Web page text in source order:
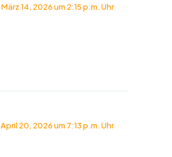
März 14, 2026 um 2:15 p.m. Uhr
April 20, 2026 um 7:13 p.m. Uhr